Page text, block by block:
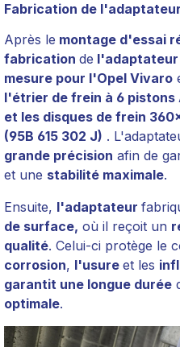
Fabrication de
Après le montage d'essai
fabrication de l'adaptateur
mesure pour l'Opel Vivaro
l'étrier de frein à 6 pistons
et les disques de frein
(95B 615 302 J) .
grande précision afin de
et une stabilité maximale.
Ensuite, l'adaptateur
de surface, où il reçoit un
qualité. Celui-ci protège le
corrosion, l'usure et les
garantit une longue durée
optimale.